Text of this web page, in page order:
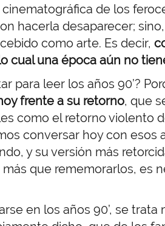
de los
hacerla desaparecer; sino,
como arte. Es decir,
cual una época aún no
para leer los años 90’?
frente a su retorno, que
como el retorno violento
conversar hoy con esos
y su versión más
que rememorarlos, es
en los años 90’, se trata